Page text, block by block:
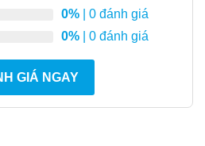
0% | 0 đánh giá
0% | 0 đánh giá
GIÁ NGAY